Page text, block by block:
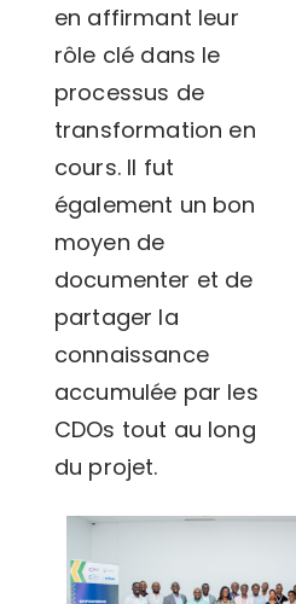
en affirmant leur
rôle clé dans le
processus de
transformation en
cours. Il fut
également un bon
moyen de
documenter et de
partager la
connaissance
accumulée par les
CDOs tout au long
du projet.